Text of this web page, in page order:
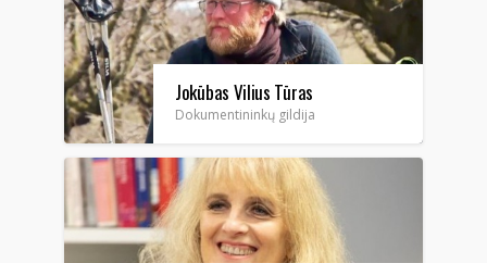
Jokūbas Vilius Tūras
Dokumentininkų gildija